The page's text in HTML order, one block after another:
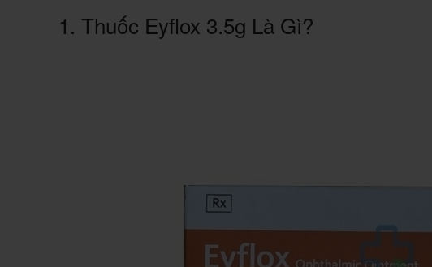
1. Thuốc Eyflox 3.5g Là Gì?